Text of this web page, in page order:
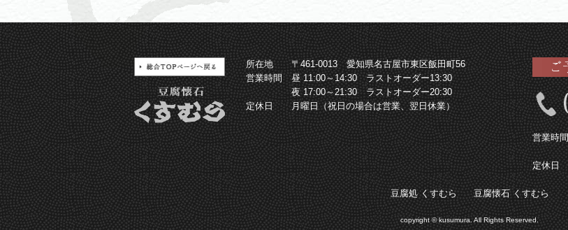
所在地
〒461-0013 愛知県名古屋市東区飯田町56
営業時間
昼 11:00～14:30 ラストオーダー13:30
夜 17:00～21:30 ラストオーダー20:30
定休日
月曜日（祝日の場合は営業、翌日休業）
営業時間
定休日
豆腐処 くすむら 豆腐懐石 くすむら
copyright © kusumura. All Rights Reserved.